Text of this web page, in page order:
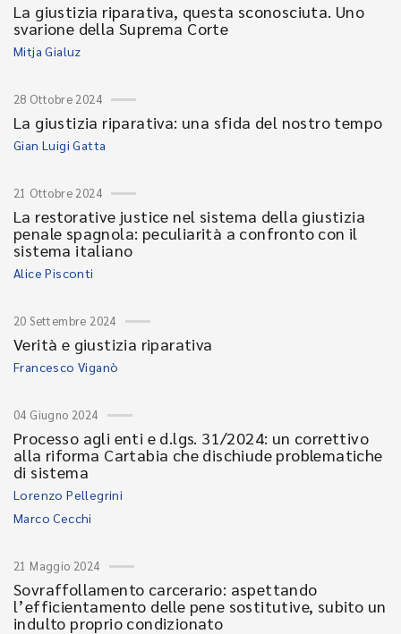
La giustizia riparativa, questa sconosciuta. Uno
svarione della Suprema Corte
Mitja Gialuz
28 Ottobre 2024
La giustizia riparativa: una sfida del nostro tempo
Gian Luigi Gatta
21 Ottobre 2024
La restorative justice nel sistema della giustizia
penale spagnola: peculiarità a confronto con il
sistema italiano
Alice Pisconti
20 Settembre 2024
Verità e giustizia riparativa
Francesco Viganò
04 Giugno 2024
Processo agli enti e d.lgs. 31/2024: un correttivo
alla riforma Cartabia che dischiude problematiche
di sistema
Lorenzo Pellegrini
Marco Cecchi
21 Maggio 2024
Sovraffollamento carcerario: aspettando
l’efficientamento delle pene sostitutive, subito un
indulto proprio condizionato